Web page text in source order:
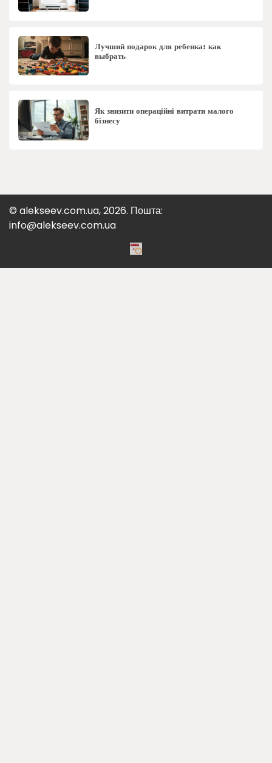
Лучший подарок для ребенка: как
выбрать
Як знизити операційні витрати малого
бізнесу
© alekseev.com.ua, 2026. Пошта:
info@alekseev.com.ua